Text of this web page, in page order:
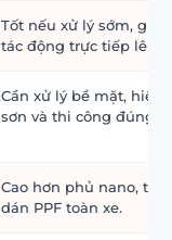
Tốt nếu xử lý sớm,
tác động trực tiếp lên
Cần xử lý bề mặt, hiệu
sơn và thi công đúng
Cao hơn phủ nano,
dán PPF toàn xe.